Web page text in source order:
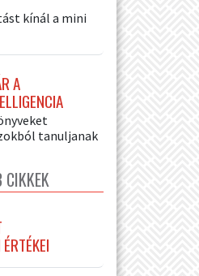
kínál a mini
A
tanuljanak
CIKKEK